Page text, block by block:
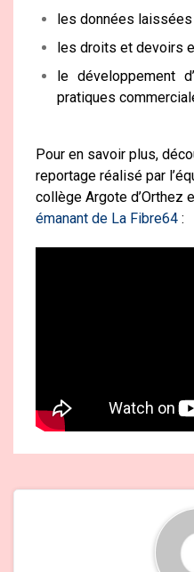
les données
les droits et devoirs
le développement
pratiques
Pour en savoir plus,
reportage réalisé par
collège Argote d’Orthez
émanant de La Fibre64 :